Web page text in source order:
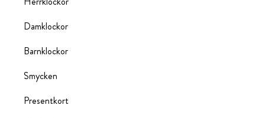
Damklockor
Barnklockor
Smycken
Presentkort